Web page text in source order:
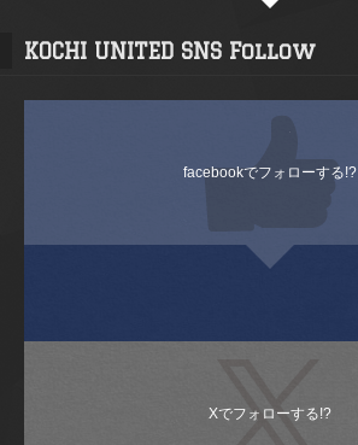
KOCHI UNITED SNS Follow
facebookでフォローする!?
Xでフォローする!?